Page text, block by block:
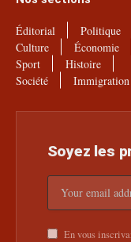
Éditorial
Politique
Culture
Économie
Sport
Histoire
Société
Immigration
Soyez les
En vous